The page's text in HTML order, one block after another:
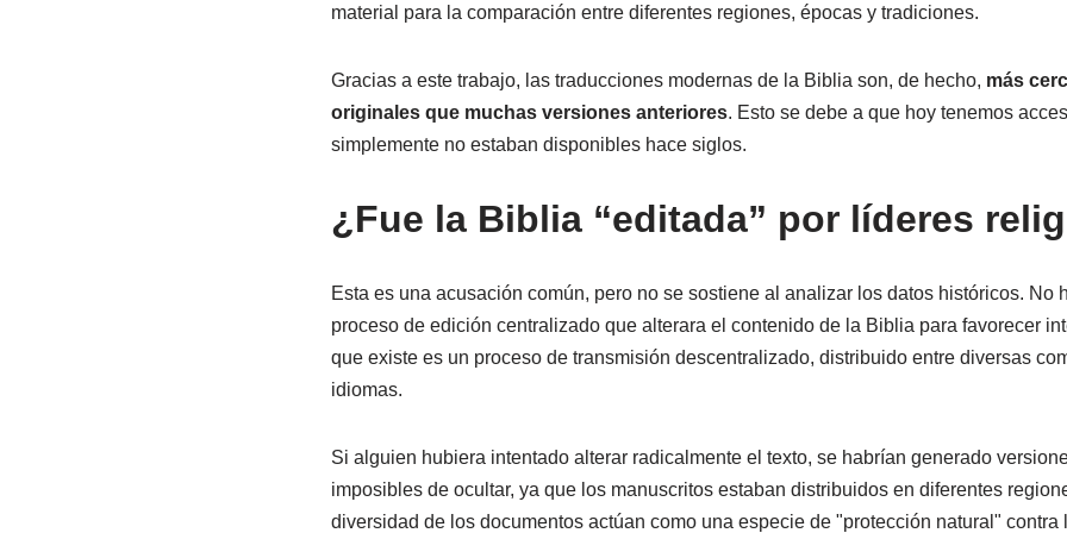
material para la comparación entre diferentes regiones, épocas y tradiciones.
Gracias a este trabajo, las traducciones modernas de la Biblia son, de hecho, más
originales que muchas versiones anteriores. Esto se debe a que hoy tenemos
simplemente no estaban disponibles hace siglos.
¿Fue la Biblia “editada” por líderes
Esta es una acusación común, pero no se sostiene al analizar los datos históricos. No
proceso de edición centralizado que alterara el contenido de la Biblia para favorecer
que existe es un proceso de transmisión descentralizado, distribuido entre diversas
idiomas.
Si alguien hubiera intentado alterar radicalmente el texto, se habrían generado
imposibles de ocultar, ya que los manuscritos estaban distribuidos en diferentes
diversidad de los documentos actúan como una especie de "protección natural" contra